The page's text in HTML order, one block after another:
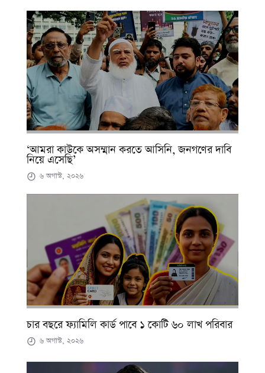
‘আমরা কাউকে অসম্মান করতে আসিনি, জনগণের দাবি
নিয়ে এসেছি’
৬ অগাস্ট, ২০২৬
চার বছরে ফ্যামিলি কার্ড পাবে ১ কোটি ৬০ লাখ পরিবার
৬ অগাস্ট, ২০২৬